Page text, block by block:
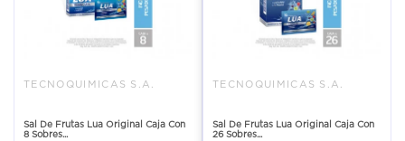
TECNOQUIMICAS S.A.
Sal De Frutas Lua Original Caja Con
8 Sobres...
TECNOQUIMICAS S.A.
Sal De Frutas Lua Original Caja Con
26 Sobres...